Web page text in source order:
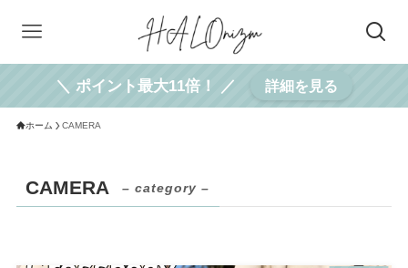
＼ ポイント最大11倍！ ／ 詳細を見る
ホーム CAMERA
CAMERA – category –